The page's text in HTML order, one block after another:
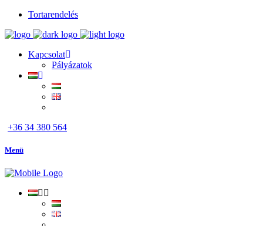
Tortarendelés
Kapcsolat
Pályázatok
+36 34 380 564
Menü